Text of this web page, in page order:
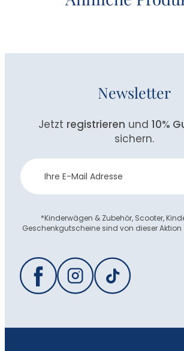
Newsletter
Jetzt registrieren und 10%
sichern.
Newsletter
Anmeldung
*Kinderwägen & Zubehör, Scooter,
Geschenkgutscheine sind von dieser